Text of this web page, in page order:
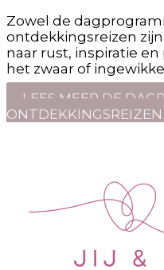
Zowel de
ontdekkingsreizen
naar rust, inspiratie
het zwaar of
LEES MEER DE
ONTDEKKINGSREIZEN